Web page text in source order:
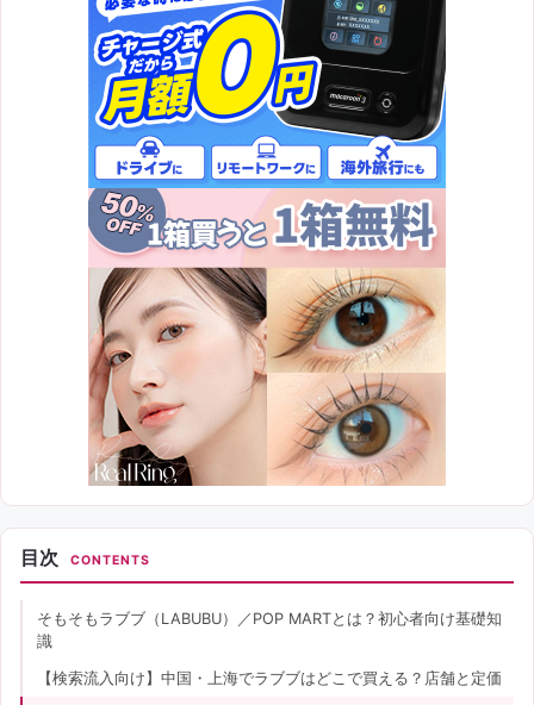
目次 CONTENTS
そもそもラブブ（LABUBU）／POP MARTとは？初心者向け基礎知
識
【検索流入向け】中国・上海でラブブはどこで買える？店舗と定価